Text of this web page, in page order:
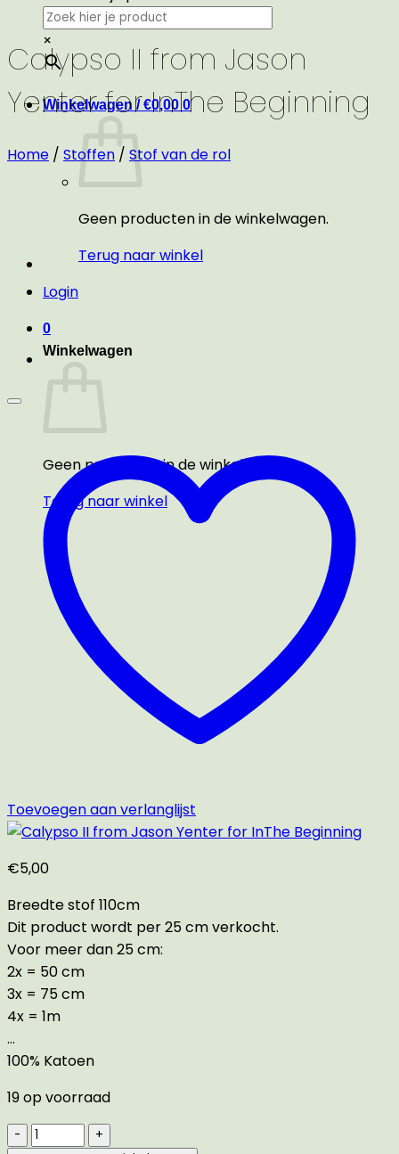
×
Winkelwagen /€0,00 0
Geen producten in de winkelwagen.
Terug naar winkel
Login
0
Winkelwagen
Geen producten in de winkelwagen.
Terug naar winkel
Calypso II from Jason
Yenter for InThe Beginning
Home / Stoffen / Stof van de rol
Toevoegen aan verlanglijst
€5,00
Breedte stof 110cm
Dit product wordt per 25 cm verkocht.
Voor meer dan 25 cm:
2x = 50 cm
3x = 75 cm
4x = 1m
…
100% Katoen
19 op voorraad
Calypso